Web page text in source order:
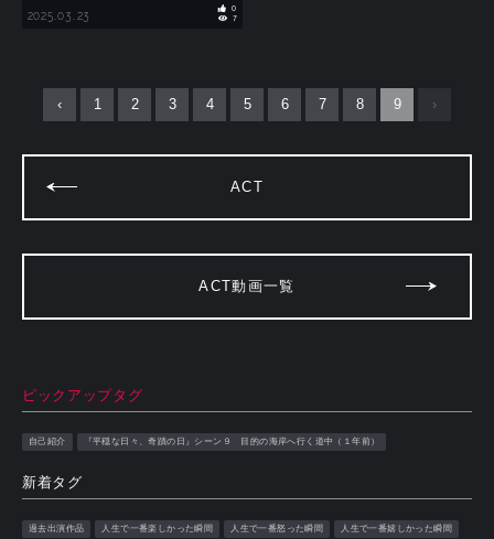
2025.03.23
0
7
‹ 1 2 3 4 5 6 7 8 9 ›
ACT
ACT動画一覧
ピックアップタグ
自己紹介 『平穏な日々、奇蹟の日』シーン９ 目的の海岸へ行く道中（１年前）
新着タグ
過去出演作品 人生で一番楽しかった瞬間 人生で一番怒った瞬間 人生で一番嬉しかった瞬間